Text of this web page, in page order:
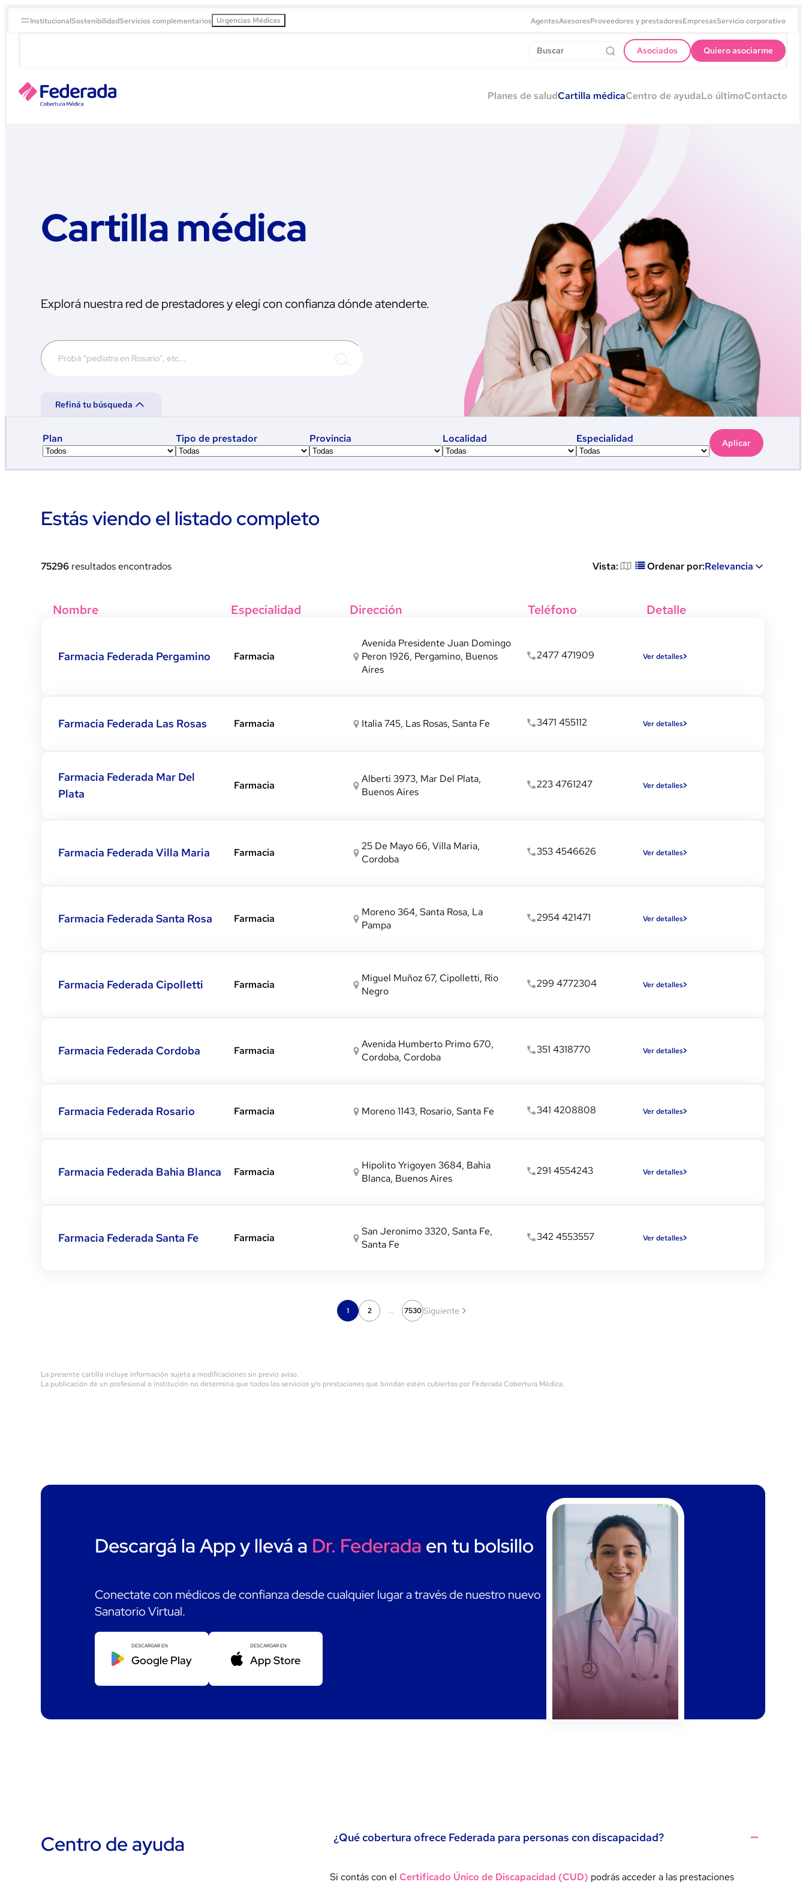
InstitucionalSostenibilidadServicios complementarios Urgencias Médicas AgentesAsesoresProveedores y prestadoresEmpresasServicio corporativo
Asociados Quiero asociarme
Planes de saludCartilla médicaCentro de ayudaLo últimoContacto
Cartilla médica
Explorá nuestra red de prestadores y elegí con confianza dónde atenderte.
Refiná tu búsqueda
Plan Tipo de prestador Provincia Localidad Especialidad Aplicar
Estás viendo el listado completo
75296 resultados encontrados Vista: Ordenar por:Relevancia
Nombre Especialidad Dirección Teléfono Detalle
Farmacia Federada Pergamino Farmacia
Avenida Presidente Juan Domingo
Peron 1926, Pergamino, Buenos
Aires
2477 471909 Ver detalles
Farmacia Federada Las Rosas Farmacia Italia 745, Las Rosas, Santa Fe 3471 455112 Ver detalles
Farmacia Federada Mar Del
Plata
Farmacia
Alberti 3973, Mar Del Plata,
Buenos Aires
223 4761247 Ver detalles
Farmacia Federada Villa Maria Farmacia
25 De Mayo 66, Villa Maria,
Cordoba
353 4546626 Ver detalles
Farmacia Federada Santa Rosa Farmacia
Moreno 364, Santa Rosa, La
Pampa
2954 421471 Ver detalles
Farmacia Federada Cipolletti Farmacia
Miguel Muñoz 67, Cipolletti, Rio
Negro
299 4772304 Ver detalles
Farmacia Federada Cordoba Farmacia
Avenida Humberto Primo 670,
Cordoba, Cordoba
351 4318770 Ver detalles
Farmacia Federada Rosario Farmacia Moreno 1143, Rosario, Santa Fe 341 4208808 Ver detalles
Farmacia Federada Bahia Blanca Farmacia
Hipolito Yrigoyen 3684, Bahia
Blanca, Buenos Aires
291 4554243 Ver detalles
Farmacia Federada Santa Fe Farmacia
San Jeronimo 3320, Santa Fe,
Santa Fe
342 4553557 Ver detalles
1 2 … 7530 Siguiente
La presente cartilla incluye información sujeta a modificaciones sin previo aviso.
La publicación de un profesional o institución no determina que todos los servicios y/o prestaciones que brindan estén cubiertos por Federada Cobertura Médica.
Descargá la App y llevá a Dr. Federada en tu bolsillo
Conectate con médicos de confianza desde cualquier lugar a través de nuestro nuevo
Sanatorio Virtual.
DESCARGAR EN
Google Play
DESCARGAR EN
App Store
Centro de ayuda ¿Qué cobertura ofrece Federada para personas con discapacidad?
Si contás con el Certificado Único de Discapacidad (CUD) podrás acceder a las prestaciones